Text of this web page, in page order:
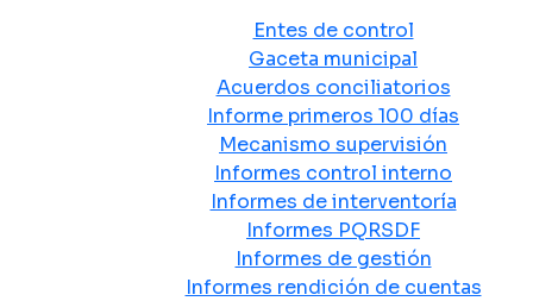
Entes de control
Gaceta municipal
Acuerdos conciliatorios
Informe primeros 100 días
Mecanismo supervisión
Informes control interno
Informes de interventoría
Informes PQRSDF
Informes de gestión
Informes rendición de cuentas